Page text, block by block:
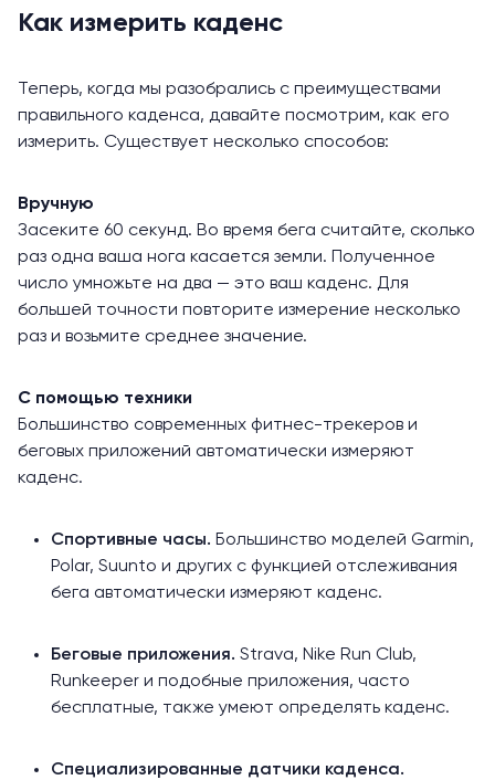
Как измерить каденс
Теперь, когда мы разобрались с преимуществами
правильного каденса, давайте посмотрим, как его
измерить. Существует несколько способов:
Вручную
Засеките 60 секунд. Во время бега считайте, сколько
раз одна ваша нога касается земли. Полученное
число умножьте на два — это ваш каденс. Для
большей точности повторите измерение несколько
раз и возьмите среднее значение.
С помощью техники
Большинство современных фитнес-трекеров и
беговых приложений автоматически измеряют
каденс.
Спортивные часы. Большинство моделей Garmin,
Polar, Suunto и других с функцией отслеживания
бега автоматически измеряют каденс.
Беговые приложения. Strava, Nike Run Club,
Runkeeper и подобные приложения, часто
бесплатные, также умеют определять каденс.
Специализированные датчики каденса.